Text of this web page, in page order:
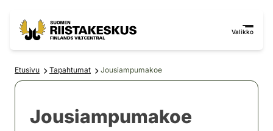
Valikko
Etusivu Tapahtumat Jousiampumakoe
Jousiampumakoe